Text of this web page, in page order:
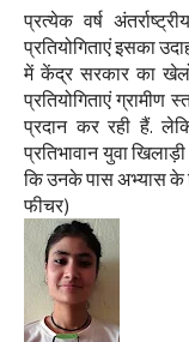
प्रत्येक वर्ष
प्रतियोगिताएं इसका
में केंद्र सरकार का
प्रतियोगिताएं
प्रदान कर रही हैं.
प्रतिभावान युवा
कि उनके पास अभ्यास के
फीचर)